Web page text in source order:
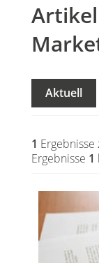
Aktuell
1 Ergebnisse
Ergebnisse 1